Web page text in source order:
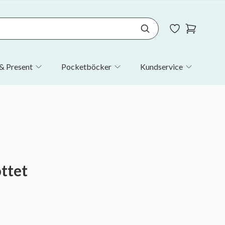
Present Pocketböcker Kundservice